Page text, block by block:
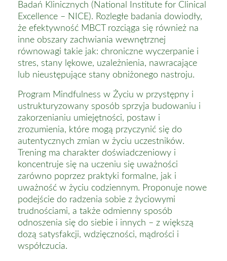
Badań Klinicznych (National Institute for Clinical
Excellence – NICE). Rozległe badania dowiodły,
że efektywność MBCT rozciąga się również na
inne obszary zachwiania wewnętrznej
równowagi takie jak: chroniczne wyczerpanie i
stres, stany lękowe, uzależnienia, nawracające
lub nieustępujące stany obniżonego nastroju.
Program Mindfulness w Życiu w przystępny i
ustrukturyzowany sposób sprzyja budowaniu i
zakorzenianiu umiejętności, postaw i
zrozumienia, które mogą przyczynić się do
autentycznych zmian w życiu uczestników.
Trening ma charakter doświadczeniowy i
koncentruje się na uczeniu się uważności
zarówno poprzez praktyki formalne, jak i
uważność w życiu codziennym. Proponuje nowe
podejście do radzenia sobie z życiowymi
trudnościami, a także odmienny sposób
odnoszenia się do siebie i innych – z większą
dozą satysfakcji, wdzięczności, mądrości i
współczucia.